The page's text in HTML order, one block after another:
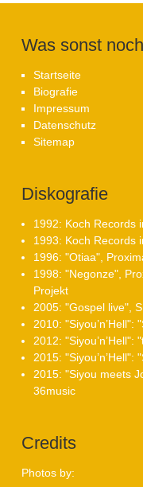
Was sonst
Startseite
Biografie
Impressum
Datenschutz
Sitemap
Diskografie
1992: Koch Records
1993: Koch Records
1996: "Otiaa",
1998: "Negonze",
Projekt
2005: "Gospel live",
2010:
2012: "Siyou’n’Hell":
2015:
2015: "Siyou meets
36music
Credits
Photos by: